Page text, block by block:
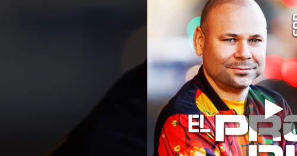
You're all set!
Perico Con Mambo -
Perico
03:15